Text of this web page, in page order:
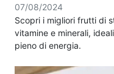
07/08/2024
Scopri i migliori frutti di
vitamine e minerali,
pieno di energia.